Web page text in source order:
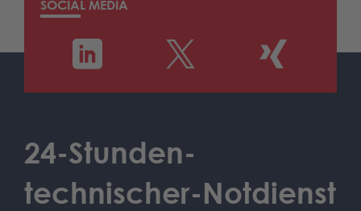
SOCIAL MEDIA
24-Stunden-
technischer-Notdienst